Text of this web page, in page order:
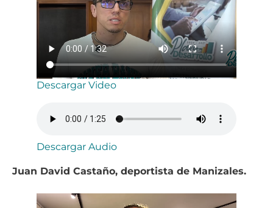
Descargar Video
Descargar Audio
Juan David Castaño, deportista de Manizales.